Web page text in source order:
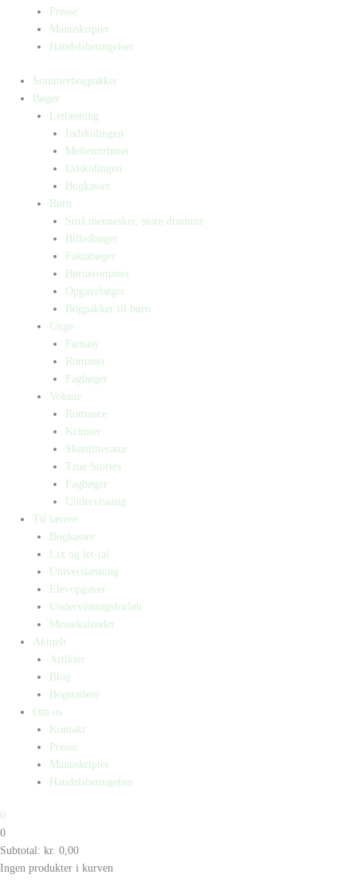
Presse
Manuskripter
Handelsbetingelser
Sommerbogpakker
Bøger
Letlæsning
Indskolingen
Mellemtrinnet
Udskolingen
Bogkasser
Børn
Små mennesker, store drømme
Billedbøger
Faktabøger
Børneromaner
Opgavebøger
Bogpakker til børn
Unge
Fantasy
Romaner
Fagbøger
Voksne
Romance
Krimier
Skønlitteratur
True Stories
Fagbøger
Undervisning
Til lærere
Bogkasser
Lix og let-tal
Universlæsning
Elevopgaver
Undervisningsforløb
Messekalender
Aktuelt
Artikler
Blog
Bogtrailere
Om os
Kontakt
Presse
Manuskripter
Handelsbetingelser
0
0
Subtotal: kr. 0,00
Ingen produkter i kurven